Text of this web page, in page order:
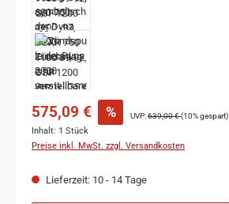
575,09 € % UVP:639,00 €(10% gespart)
Inhalt: 1 Stück
Preise inkl. MwSt. zzgl. Versandkosten
Lieferzeit: 10 - 14 Tage